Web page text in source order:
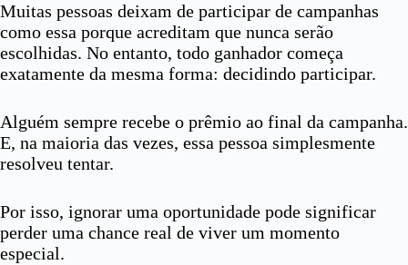
Muitas pessoas deixam de participar de campanhas
como essa porque acreditam que nunca serão
escolhidas. No entanto, todo ganhador começa
exatamente da mesma forma: decidindo participar.
Alguém sempre recebe o prêmio ao final da campanha.
E, na maioria das vezes, essa pessoa simplesmente
resolveu tentar.
Por isso, ignorar uma oportunidade pode significar
perder uma chance real de viver um momento
especial.